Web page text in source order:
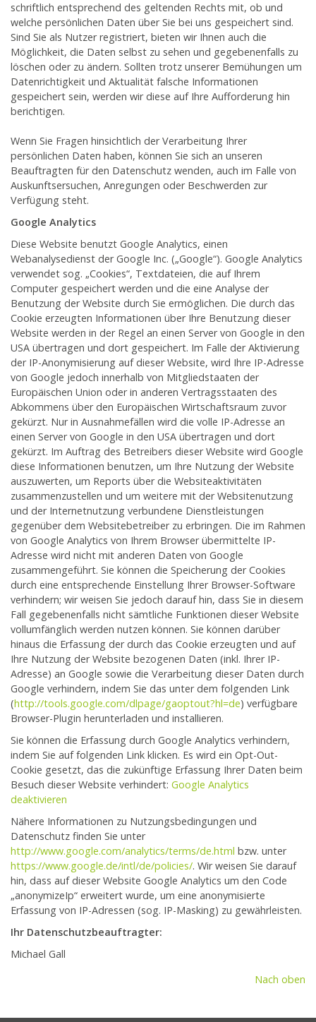
schriftlich entsprechend des geltenden Rechts mit, ob und
welche persönlichen Daten über Sie bei uns gespeichert sind.
Sind Sie als Nutzer registriert, bieten wir Ihnen auch die
Möglichkeit, die Daten selbst zu sehen und gegebenenfalls zu
löschen oder zu ändern. Sollten trotz unserer Bemühungen um
Datenrichtigkeit und Aktualität falsche Informationen
gespeichert sein, werden wir diese auf Ihre Aufforderung hin
berichtigen.
Wenn Sie Fragen hinsichtlich der Verarbeitung Ihrer
persönlichen Daten haben, können Sie sich an unseren
Beauftragten für den Datenschutz wenden, auch im Falle von
Auskunftsersuchen, Anregungen oder Beschwerden zur
Verfügung steht.
Google Analytics
Diese Website benutzt Google Analytics, einen
Webanalysedienst der Google Inc. („Google“). Google Analytics
verwendet sog. „Cookies“, Textdateien, die auf Ihrem
Computer gespeichert werden und die eine Analyse der
Benutzung der Website durch Sie ermöglichen. Die durch das
Cookie erzeugten Informationen über Ihre Benutzung dieser
Website werden in der Regel an einen Server von Google in den
USA übertragen und dort gespeichert. Im Falle der Aktivierung
der IP-Anonymisierung auf dieser Website, wird Ihre IP-Adresse
von Google jedoch innerhalb von Mitgliedstaaten der
Europäischen Union oder in anderen Vertragsstaaten des
Abkommens über den Europäischen Wirtschaftsraum zuvor
gekürzt. Nur in Ausnahmefällen wird die volle IP-Adresse an
einen Server von Google in den USA übertragen und dort
gekürzt. Im Auftrag des Betreibers dieser Website wird Google
diese Informationen benutzen, um Ihre Nutzung der Website
auszuwerten, um Reports über die Websiteaktivitäten
zusammenzustellen und um weitere mit der Websitenutzung
und der Internetnutzung verbundene Dienstleistungen
gegenüber dem Websitebetreiber zu erbringen. Die im Rahmen
von Google Analytics von Ihrem Browser übermittelte IP-
Adresse wird nicht mit anderen Daten von Google
zusammengeführt. Sie können die Speicherung der Cookies
durch eine entsprechende Einstellung Ihrer Browser-Software
verhindern; wir weisen Sie jedoch darauf hin, dass Sie in diesem
Fall gegebenenfalls nicht sämtliche Funktionen dieser Website
vollumfänglich werden nutzen können. Sie können darüber
hinaus die Erfassung der durch das Cookie erzeugten und auf
Ihre Nutzung der Website bezogenen Daten (inkl. Ihrer IP-
Adresse) an Google sowie die Verarbeitung dieser Daten durch
Google verhindern, indem Sie das unter dem folgenden Link
(http://tools.google.com/dlpage/gaoptout?hl=de) verfügbare
Browser-Plugin herunterladen und installieren.
Sie können die Erfassung durch Google Analytics verhindern,
indem Sie auf folgenden Link klicken. Es wird ein Opt-Out-
Cookie gesetzt, das die zukünftige Erfassung Ihrer Daten beim
Besuch dieser Website verhindert: Google Analytics
deaktivieren
Nähere Informationen zu Nutzungsbedingungen und
Datenschutz finden Sie unter
http://www.google.com/analytics/terms/de.html bzw. unter
https://www.google.de/intl/de/policies/. Wir weisen Sie darauf
hin, dass auf dieser Website Google Analytics um den Code
„anonymizeIp“ erweitert wurde, um eine anonymisierte
Erfassung von IP-Adressen (sog. IP-Masking) zu gewährleisten.
Ihr Datenschutzbeauftragter:
Michael Gall
Nach oben